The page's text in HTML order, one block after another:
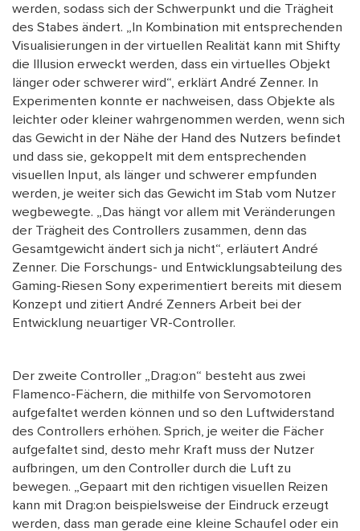
werden, sodass sich der Schwerpunkt und die Trägheit
des Stabes ändert. „In Kombination mit entsprechenden
Visualisierungen in der virtuellen Realität kann mit Shifty
die Illusion erweckt werden, dass ein virtuelles Objekt
länger oder schwerer wird“, erklärt André Zenner. In
Experimenten konnte er nachweisen, dass Objekte als
leichter oder kleiner wahrgenommen werden, wenn sich
das Gewicht in der Nähe der Hand des Nutzers befindet
und dass sie, gekoppelt mit dem entsprechenden
visuellen Input, als länger und schwerer empfunden
werden, je weiter sich das Gewicht im Stab vom Nutzer
wegbewegte. „Das hängt vor allem mit Veränderungen
der Trägheit des Controllers zusammen, denn das
Gesamtgewicht ändert sich ja nicht“, erläutert André
Zenner. Die Forschungs- und Entwicklungsabteilung des
Gaming-Riesen Sony experimentiert bereits mit diesem
Konzept und zitiert André Zenners Arbeit bei der
Entwicklung neuartiger VR-Controller.
Der zweite Controller „Drag:on“ besteht aus zwei
Flamenco-Fächern, die mithilfe von Servomotoren
aufgefaltet werden können und so den Luftwiderstand
des Controllers erhöhen. Sprich, je weiter die Fächer
aufgefaltet sind, desto mehr Kraft muss der Nutzer
aufbringen, um den Controller durch die Luft zu
bewegen. „Gepaart mit den richtigen visuellen Reizen
kann mit Drag:on beispielsweise der Eindruck erzeugt
werden, dass man gerade eine kleine Schaufel oder ein